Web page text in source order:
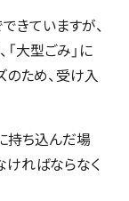
きていますが、
大型ごみ」に
ため、受け入
持ち込んだ場
ければならなく